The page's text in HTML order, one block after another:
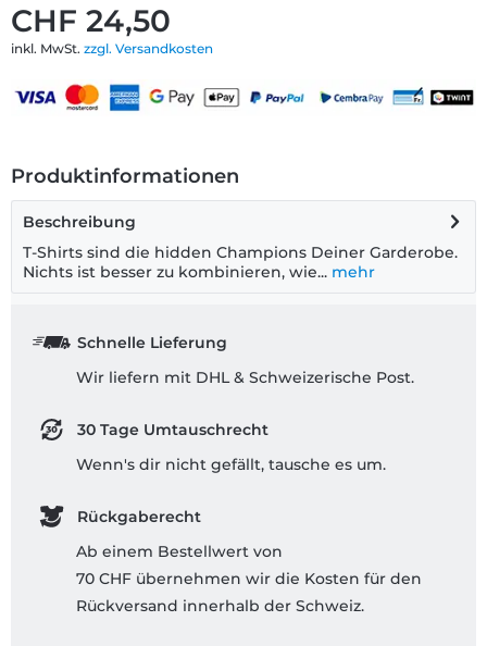
CHF 24,50
inkl. MwSt. zzgl. Versandkosten
Produktinformationen
Beschreibung
T-Shirts sind die hidden Champions Deiner Garderobe.
Nichts ist besser zu kombinieren, wie... mehr
Schnelle Lieferung
Wir liefern mit DHL & Schweizerische Post.
30 Tage Umtauschrecht
Wenn's dir nicht gefällt, tausche es um.
Rückgaberecht
Ab einem Bestellwert von
70 CHF übernehmen wir die Kosten für den
Rückversand innerhalb der Schweiz.